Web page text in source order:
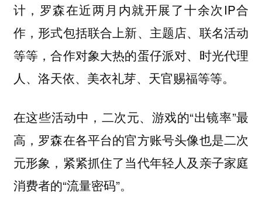
计，罗森在近两月内就开展了十余次IP合
作，形式包括联合上新、主题店、联名活动
等等，合作对象大热的蛋仔派对、时光代理
人、洛天依、美衣礼芽、天官赐福等等。
在这些活动中，二次元、游戏的“出镜率”最
高，罗森在各平台的官方账号头像也是二次
元形象，紧紧抓住了当代年轻人及亲子家庭
消费者的“流量密码”。